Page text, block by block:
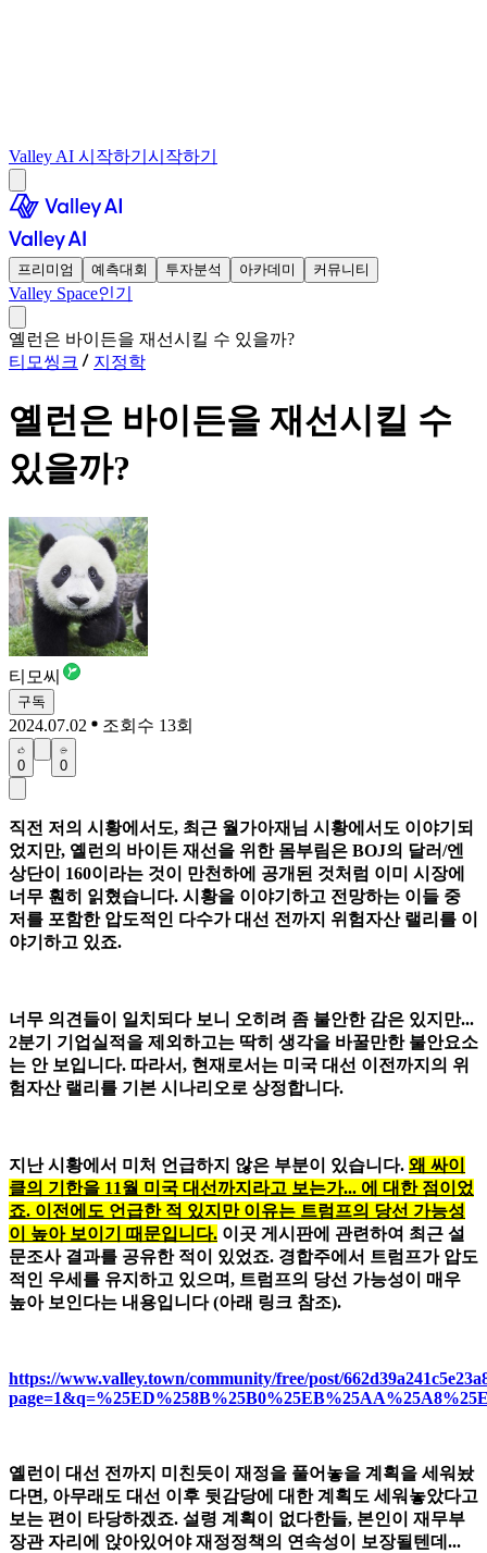
Valley AI 시작하기 시작하기
프리미엄 예측대회 투자분석 아카데미 커뮤니티
Valley Space인기
옐런은 바이든을 재선시킬 수 있을까?
티모씽크
지정학
옐런은 바이든을 재선시킬 수
있을까?
티모씨
구독
2024.07.02 조회수 13회
0 0
직전 저의 시황에서도, 최근 월가아재님 시황에서도 이야기되
었지만, 옐런의 바이든 재선을 위한 몸부림은 BOJ의 달러/엔
상단이 160이라는 것이 만천하에 공개된 것처럼 이미 시장에
너무 훤히 읽혔습니다. 시황을 이야기하고 전망하는 이들 중
저를 포함한 압도적인 다수가 대선 전까지 위험자산 랠리를 이
야기하고 있죠.
너무 의견들이 일치되다 보니 오히려 좀 불안한 감은 있지만...
2분기 기업실적을 제외하고는 딱히 생각을 바꿀만한 불안요소
는 안 보입니다. 따라서, 현재로서는 미국 대선 이전까지의 위
험자산 랠리를 기본 시나리오로 상정합니다.
지난 시황에서 미처 언급하지 않은 부분이 있습니다. 왜 싸이
클의 기한을 11월 미국 대선까지라고 보는가... 에 대한 점이었
죠. 이전에도 언급한 적 있지만 이유는 트럼프의 당선 가능성
이 높아 보이기 때문입니다. 이곳 게시판에 관련하여 최근 설
문조사 결과를 공유한 적이 있었죠. 경합주에서 트럼프가 압도
적인 우세를 유지하고 있으며, 트럼프의 당선 가능성이 매우
높아 보인다는 내용입니다 (아래 링크 참조).
https://www.valley.town/community/free/post/
옐런이 대선 전까지 미친듯이 재정을 풀어놓을 계획을 세워놨
다면, 아무래도 대선 이후 뒷감당에 대한 계획도 세워놓았다고
보는 편이 타당하겠죠. 설령 계획이 없다한들, 본인이 재무부
장관 자리에 앉아있어야 재정정책의 연속성이 보장될텐데...